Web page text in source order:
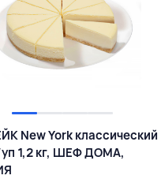
New York классический
уп 1,2 кг, ШЕФ ДОМА,